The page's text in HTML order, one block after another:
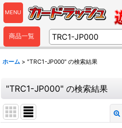
MENU
商品一覧
ホーム > "TRC1-JP000" の検索結果
"TRC1-JP000" の検索結果